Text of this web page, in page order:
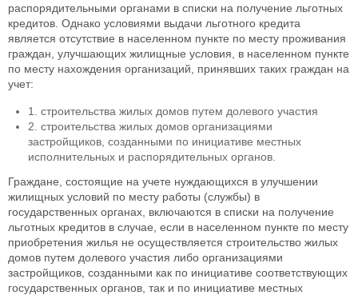
распорядительными органами в списки на получение льготных
кредитов. Однако условиями выдачи льготного кредита
является отсутствие в населенном пункте по месту проживания
граждан, улучшающих жилищные условия, в населенном пункте
по месту нахождения организаций, принявших таких граждан на
учет:
1. строительства жилых домов путем долевого участия
2. строительства жилых домов организациями
застройщиков, созданными по инициативе местных
исполнительных и распорядительных органов.
Граждане, состоящие на учете нуждающихся в улучшении
жилищных условий по месту работы (службы) в
государственных органах, включаются в списки на получение
льготных кредитов в случае, если в населенном пункте по месту
приобретения жилья не осуществляется строительство жилых
домов путем долевого участия либо организациями
застройщиков, созданными как по инициативе соответствующих
государственных органов, так и по инициативе местных